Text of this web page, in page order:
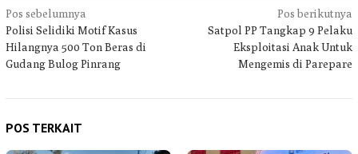
Navigasi
pos
Pos sebelumnya
Polisi Selidiki Motif Kasus
Hilangnya 500 Ton Beras di
Gudang Bulog Pinrang
Pos berikutnya
Satpol PP Tangkap 9 Pelaku
Eksploitasi Anak Untuk
Mengemis di Parepare
POS TERKAIT